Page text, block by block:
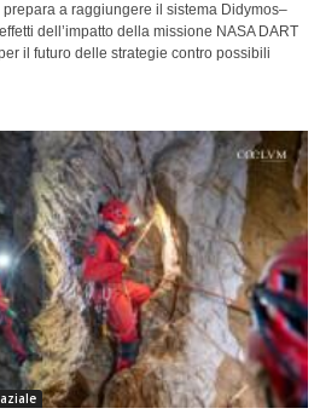
a raggiungere il sistema Didymos–
dell’impatto della missione NASA DART
il futuro delle strategie contro possibili